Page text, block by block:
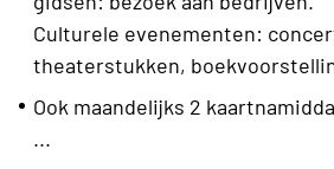
Culturele evenementen:
theaterstukken,
Ook maandelijks 2
...